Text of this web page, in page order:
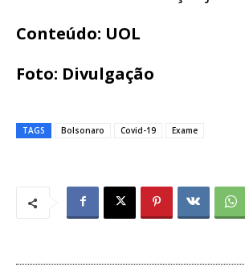
Conteúdo: UOL
Foto: Divulgação
TAGS Bolsonaro Covid-19 Exame